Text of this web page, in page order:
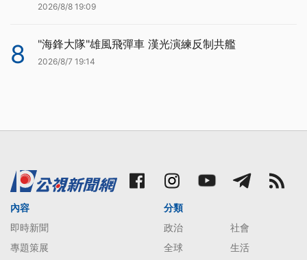
2026/8/8 19:09
8 "海鋒大隊"雄風飛彈車 漢光演練反制共艦
2026/8/7 19:14
內容
即時新聞
專題策展
分類
政治
社會
全球
生活